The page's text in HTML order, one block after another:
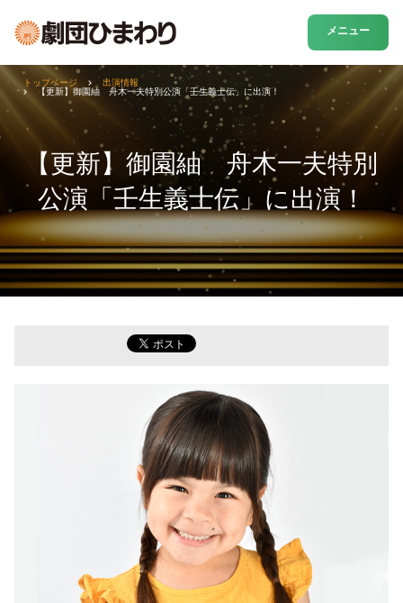
メニュー
【更新】御園紬 舟木一夫特別
公演「壬生義士伝」に出演！
トップページ
出演情報
【更新】御園紬 舟木一夫特別公演「壬生義士伝」に出演！